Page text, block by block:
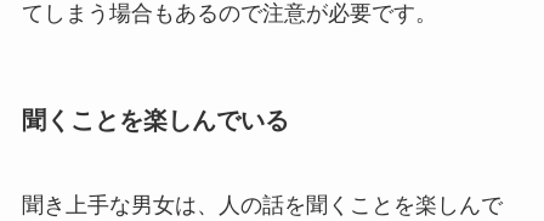
てしまう場合もあるので注意が必要です。
聞くことを楽しんでいる
聞き上手な男女は、人の話を聞くことを楽しんで